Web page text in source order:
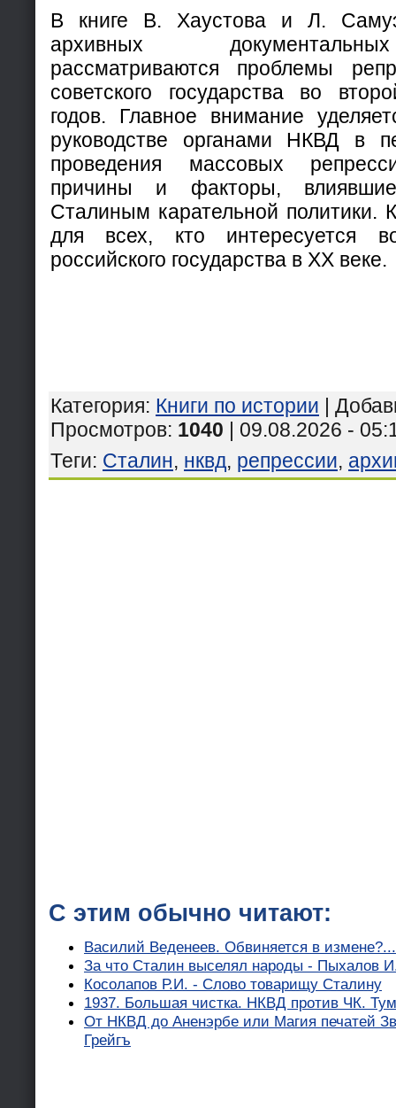
В книге В. Хаустова и Л.
архивных
рассматриваются проблемы
советского государства во
годов. Главное внимание
руководстве органами НКВД в
проведения массовых
причины и факторы,
Сталиным карательной политики.
для всех, кто интересуется
российского государства в XX веке.
Категория: Книги по истории |
Просмотров: 1040 | 09.08.2026 -
Теги: Сталин, нквд, репрессии,
С этим обычно читают:
Василий Веденеев. Обвиняется в измене?...
За что Сталин выселял народы - Пыхалов
Косолапов Р.И. - Слово товарищу Сталину
1937. Большая чистка. НКВД против ЧК.
От НКВД до Аненэрбе или Магия печатей
Грейгъ